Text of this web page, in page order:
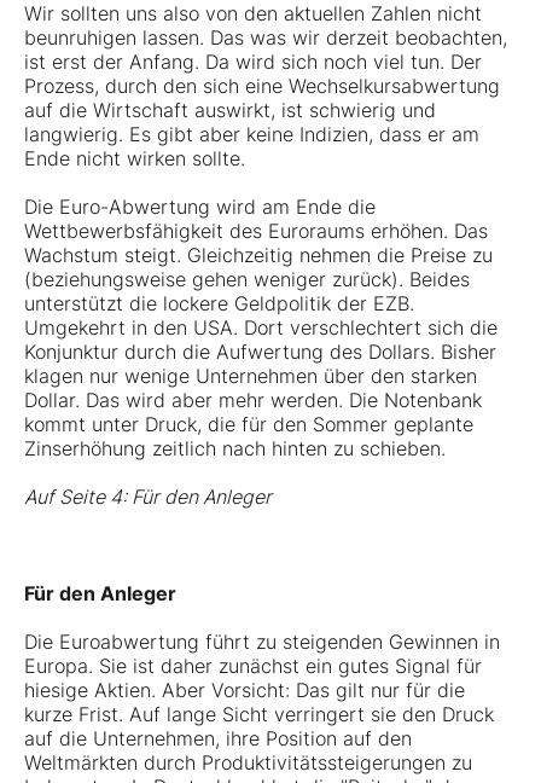
Wir sollten uns also von den aktuellen Zahlen nicht
beunruhigen lassen. Das was wir derzeit beobachten,
ist erst der Anfang. Da wird sich noch viel tun. Der
Prozess, durch den sich eine Wechselkursabwertung
auf die Wirtschaft auswirkt, ist schwierig und
langwierig. Es gibt aber keine Indizien, dass er am
Ende nicht wirken sollte.
Die Euro-Abwertung wird am Ende die
Wettbewerbsfähigkeit des Euroraums erhöhen. Das
Wachstum steigt. Gleichzeitig nehmen die Preise zu
(beziehungsweise gehen weniger zurück). Beides
unterstützt die lockere Geldpolitik der EZB.
Umgekehrt in den USA. Dort verschlechtert sich die
Konjunktur durch die Aufwertung des Dollars. Bisher
klagen nur wenige Unternehmen über den starken
Dollar. Das wird aber mehr werden. Die Notenbank
kommt unter Druck, die für den Sommer geplante
Zinserhöhung zeitlich nach hinten zu schieben.
Auf Seite 4: Für den Anleger
Für den Anleger
Die Euroabwertung führt zu steigenden Gewinnen in
Europa. Sie ist daher zunächst ein gutes Signal für
hiesige Aktien. Aber Vorsicht: Das gilt nur für die
kurze Frist. Auf lange Sicht verringert sie den Druck
auf die Unternehmen, ihre Position auf den
Weltmärkten durch Produktivitätssteigerungen zu